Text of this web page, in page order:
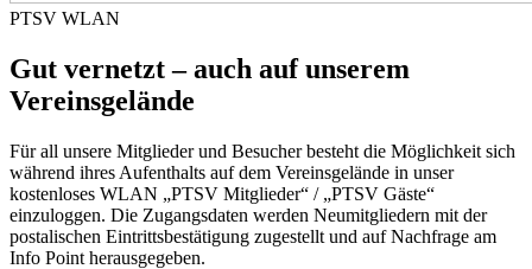
PTSV WLAN
Gut vernetzt – auch auf unserem
Vereinsgelände
Für all unsere Mitglieder und Besucher besteht die Möglichkeit sich
während ihres Aufenthalts auf dem Vereinsgelände in unser
kostenloses WLAN „PTSV Mitglieder“ / „PTSV Gäste“
einzuloggen. Die Zugangsdaten werden Neumitgliedern mit der
postalischen Eintrittsbestätigung zugestellt und auf Nachfrage am
Info Point herausgegeben.